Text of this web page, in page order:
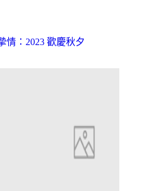
情：2023 歡慶秋夕